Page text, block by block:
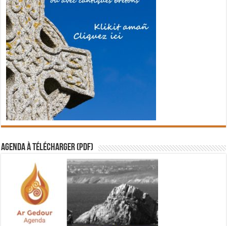
Agenda à télécharger (PDF)